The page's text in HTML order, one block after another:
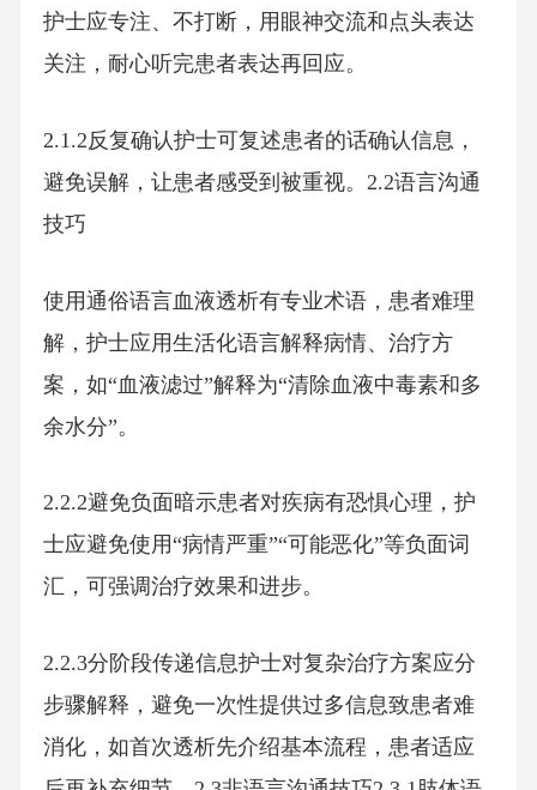
护士应专注、不打断，用眼神交流和点头表达
关注，耐心听完患者表达再回应。
2.1.2反复确认护士可复述患者的话确认信息，
避免误解，让患者感受到被重视。2.2语言沟通
技巧
使用通俗语言血液透析有专业术语，患者难理
解，护士应用生活化语言解释病情、治疗方
案，如“血液滤过”解释为“清除血液中毒素和多
余水分”。
2.2.2避免负面暗示患者对疾病有恐惧心理，护
士应避免使用“病情严重”“可能恶化”等负面词
汇，可强调治疗效果和进步。
2.2.3分阶段传递信息护士对复杂治疗方案应分
步骤解释，避免一次性提供过多信息致患者难
消化，如首次透析先介绍基本流程，患者适应